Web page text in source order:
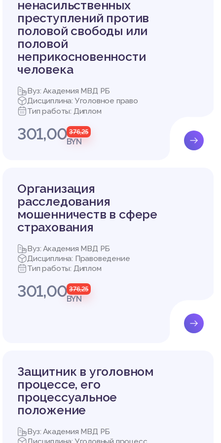
хо
Р
чле
при
качес
э
осущ
до
зако
сво
дея
эти
основ
пресл
дея
ненасильственных
преступлений против
половой свободы или
половой
неприкосновенности
человека
Вуз: Академия МВД РБ
Дисциплина: Уголовное право
Тип работы: Диплом
301,00 376,25
BYN
Организация
расследования
мошенничеств в сфере
страхования
Вуз: Академия МВД РБ
Дисциплина: Правоведение
Тип работы: Диплом
301,00 376,25
BYN
Защитник в уголовном
процессе, его
процессуальное
положение
Вуз: Академия МВД РБ